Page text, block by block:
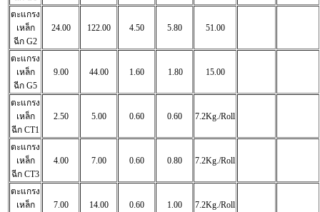
ตะแกรง
เหล็ก
ฉีกG2
24.00 122.00 4.50 5.80 51.00
ตะแกรง
เหล็ก
ฉีกG5
9.00 44.00 1.60 1.80 15.00
ตะแกรง
เหล็ก
ฉีกCT1
2.50 5.00 0.60 0.60 7.2Kg./Roll
ตะแกรง
เหล็ก
ฉีกCT3
4.00 7.00 0.60 0.80 7.2Kg./Roll
ตะแกรง
เหล็ก
7.00 14.00 0.60 1.00 7.2Kg./Roll